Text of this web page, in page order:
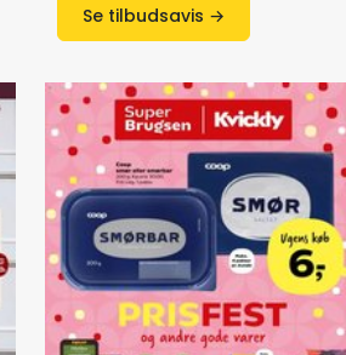
Se tilbudsavis →